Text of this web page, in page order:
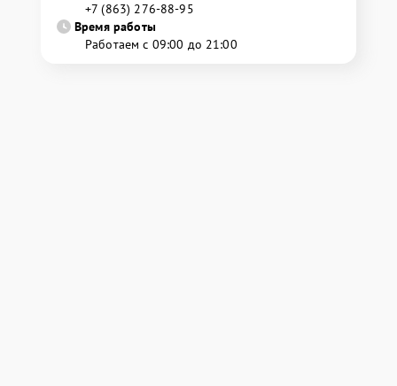
+7 (863) 276-88-95
Время работы
Работаем с 09:00 до 21:00